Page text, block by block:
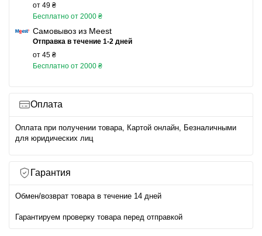
от 49 ₴
Бесплатно от 2000 ₴
Самовывоз из Meest
Отправка в течение 1-2 дней
от 45 ₴
Бесплатно от 2000 ₴
Оплата
Оплата при получении товара, Картой онлайн, Безналичными
для юридических лиц
Гарантия
Обмен/возврат товара в течение 14 дней
Гарантируем проверку товара перед отправкой